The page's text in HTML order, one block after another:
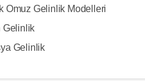
Omuz Gelinlik Modelleri
Gelinlik
Gelinlik